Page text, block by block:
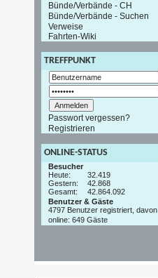
Bünde/Verbände - CH
Bünde/Verbände - Suchen
Verweise
Fahrten-Wiki
TREFFPUNKT
Passwort vergessen?
Registrieren
ONLINE-STATUS
Besucher
Heute:
32.419
Gestern:
42.868
Gesamt:
42.864.092
Benutzer & Gäste
4797 Benutzer registriert, davon
online: 649 Gäste